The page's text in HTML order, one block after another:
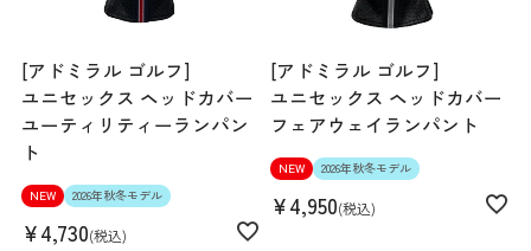
[アドミラル ゴルフ]
ユニセックス ヘッドカバー
ユーティリティーランパン
ト
NEW 2026年秋冬モデル
¥4,730 税込
[アドミラル ゴルフ]
ユニセックス ヘッドカバー
フェアウェイランパント
NEW 2026年秋冬モデル
¥4,950 税込